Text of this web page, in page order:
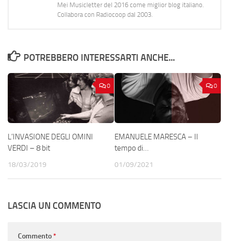
Mei Musicletter del 2016 come miglior blog italiano.
Collabora con Radiocoop dal 2003.
POTREBBERO INTERESSARTI ANCHE...
0
L’INVASIONE DEGLI OMINI
VERDI – 8 bit
18/03/2019
0
EMANUELE MARESCA – Il
tempo di…
01/09/2021
LASCIA UN COMMENTO
Commento*